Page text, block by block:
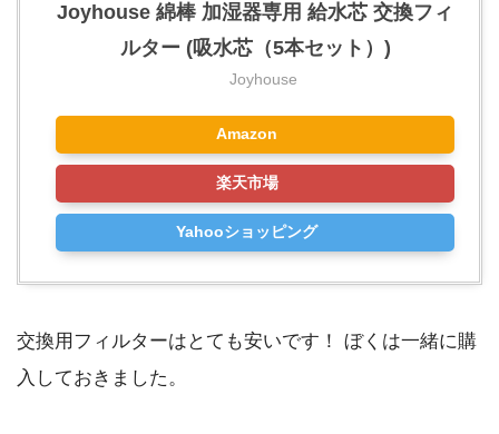
Joyhouse 綿棒 加湿器専用 給水芯 交換フィ
ルター (吸水芯（5本セット）)
Joyhouse
Amazon
楽天市場
Yahooショッピング
交換用フィルターはとても安いです！ ぼくは一緒に購
入しておきました。